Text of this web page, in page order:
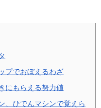
プでおぼえるわざ
にもらえる努力値
、ひでんマシンで覚えら